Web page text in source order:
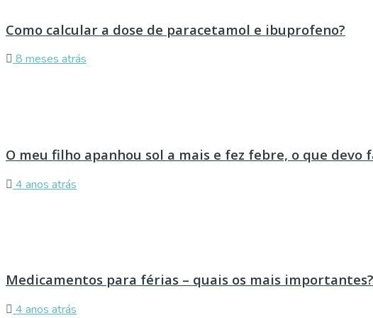
Como calcular a dose de paracetamol e ibuprofeno?
8 meses atrás
O meu filho apanhou sol a mais e fez febre, o que devo
4 anos atrás
Medicamentos para férias – quais os mais importantes?
4 anos atrás